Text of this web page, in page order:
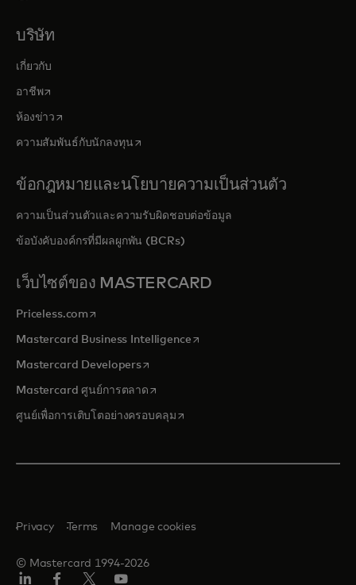
บริษัท
เกี่ยวกับ
อาชีพopens in a new tab
ห้องข่าว opens in a new tab
ความสัมพันธ์กับนักลงทุน opens in a new tab
ข้อกฎหมายและนโยบายความเป็นส่วนตัว
ความเป็นส่วนตัวและความรับผิดชอบต่อข้อมูล
ข้อบังคับองค์กรที่มีผลผูกพัน (BCRs)
เว็บไซต์ของ MASTERCARD
Priceless.com opens in a new tab
Mastercard Business Intelligenceopens in a new tab
Mastercard Developersopens in a new tab
Mastercard ศูนย์การตลาด opens in a new tab
ศูนย์เพื่อการเติบโตอย่างครอบคลุมopens in a new tab
© Mastercard 1994-2026
Privacy Terms Manage cookies